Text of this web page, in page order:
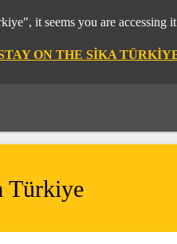
it seems you are
ON THE SIKA
Türkiye